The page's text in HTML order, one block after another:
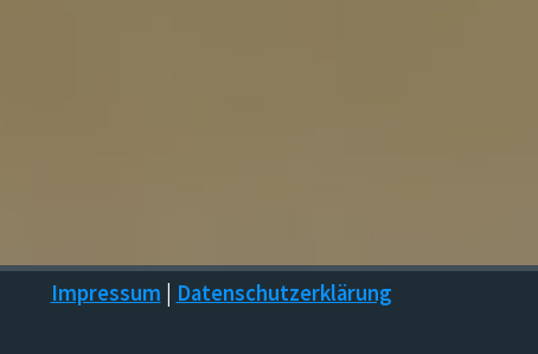
Impressum Datenschutzerklärung